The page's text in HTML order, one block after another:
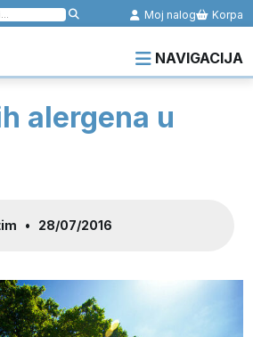
Moj nalog Korpa
NAVIGACIJA
alergena u
• 28/07/2016